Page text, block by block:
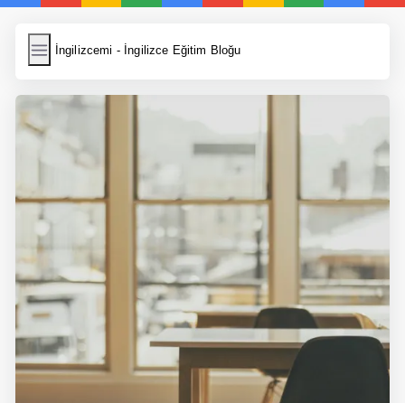
İngilizcemi - İngilizce Eğitim Bloğu
İngilizcemi
Wordpress Cache
Anasayfa
İngilizce Yemek Tarifleri
İngilizce Şarkı Sözleri
5 Günde İngilizce
Bilinçaltı İngilizce